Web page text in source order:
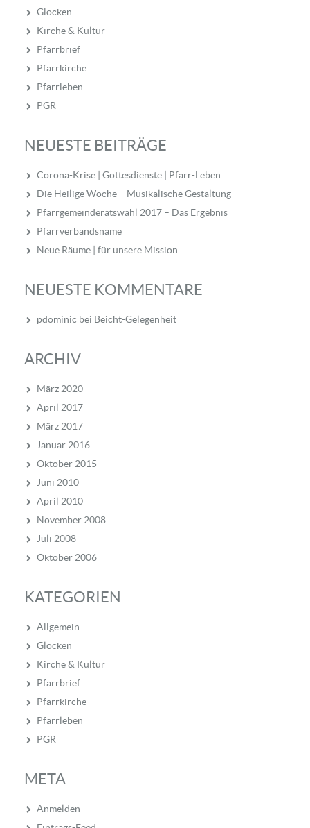
Glocken
Kirche & Kultur
Pfarrbrief
Pfarrkirche
Pfarrleben
PGR
NEUESTE BEITRÄGE
Corona-Krise | Gottesdienste | Pfarr-Leben
Die Heilige Woche – Musikalische Gestaltung
Pfarrgemeinderatswahl 2017 – Das Ergebnis
Pfarrverbandsname
Neue Räume | für unsere Mission
NEUESTE KOMMENTARE
pdominic bei Beicht-Gelegenheit
ARCHIV
März 2020
April 2017
März 2017
Januar 2016
Oktober 2015
Juni 2010
April 2010
November 2008
Juli 2008
Oktober 2006
KATEGORIEN
Allgemein
Glocken
Kirche & Kultur
Pfarrbrief
Pfarrkirche
Pfarrleben
PGR
META
Anmelden